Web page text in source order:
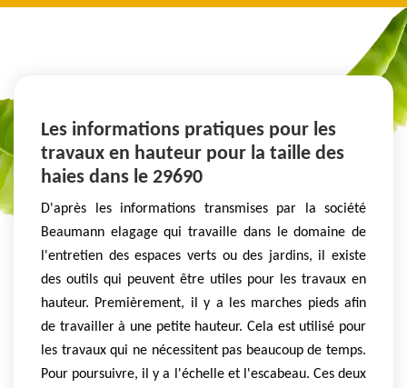
Les informations pratiques pour les
travaux en hauteur pour la taille des
haies dans le 29690
D'après les informations transmises par la société
Beaumann elagage qui travaille dans le domaine de
l'entretien des espaces verts ou des jardins, il existe
des outils qui peuvent être utiles pour les travaux en
hauteur. Premièrement, il y a les marches pieds afin
de travailler à une petite hauteur. Cela est utilisé pour
les travaux qui ne nécessitent pas beaucoup de temps.
Pour poursuivre, il y a l'échelle et l'escabeau. Ces deux